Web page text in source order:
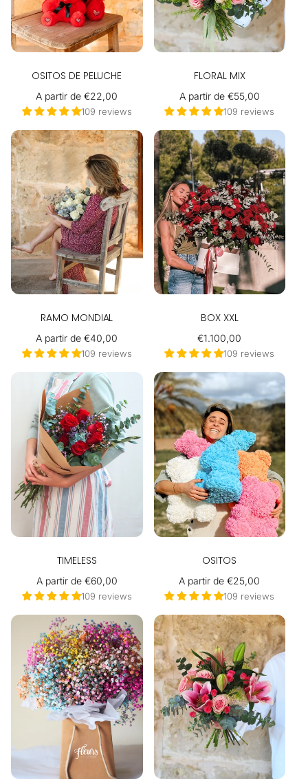
OSITOS DE PELUCHE
Precio
habitual
A partir de €22,00
109 reviews
FLORAL MIX
Precio
habitual
A partir de €55,00
109 reviews
RAMO MONDIAL
Precio
habitual
A partir de €40,00
109 reviews
BOX XXL
Precio
habitual
€1.100,00
109 reviews
TIMELESS
Precio
habitual
A partir de €60,00
109 reviews
OSITOS
Precio
habitual
A partir de €25,00
109 reviews